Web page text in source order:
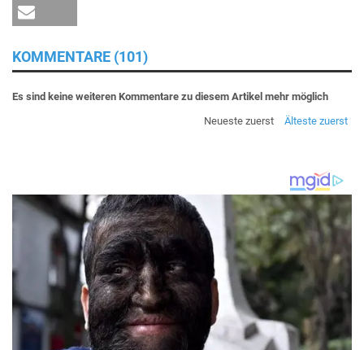
KOMMENTARE (101)
Es sind keine weiteren Kommentare zu diesem Artikel mehr möglich
Neueste zuerst
Älteste zuerst